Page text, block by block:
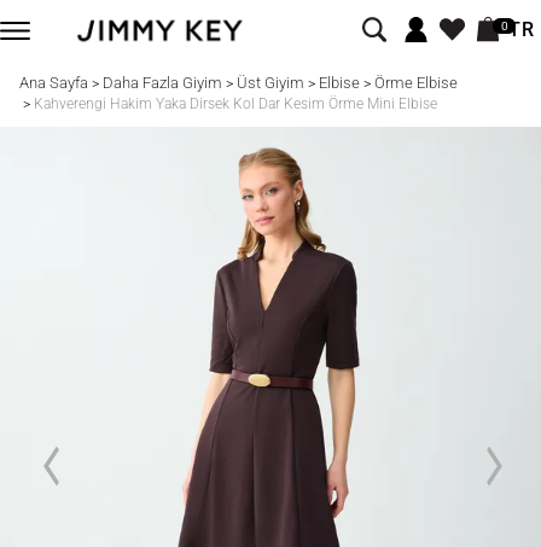
0TR
Ana Sayfa > Daha Fazla Giyim > Üst Giyim > Elbise> Örme Elbise
> Kahverengi Hakim Yaka Dirsek Kol Dar Kesim Örme Mini Elbise